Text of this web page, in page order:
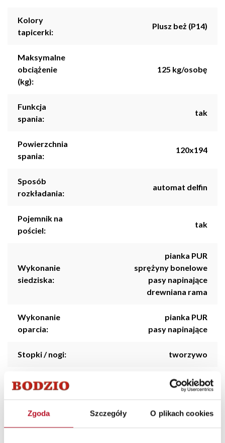
Zgoda Szczegóły O plikach cookies
Kolory
tapicerki:
Plusz beż (P14)
Maksymalne
obciążenie
(kg):
125 kg/osobę
Funkcja
spania:
tak
Powierzchnia
spania:
120x194
Sposób
rozkładania:
automat delfin
Pojemnik na
pościel:
tak
Wykonanie
siedziska:
pianka PUR
sprężyny bonelowe
pasy napinające
drewniana rama
Wykonanie
oparcia:
pianka PUR
pasy napinające
Stopki / nogi: tworzywo
Dodatkowe
funkcje:
ruchomy zagłówek
Styl: Skandynawski